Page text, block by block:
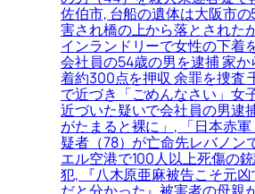
佐伯市, 台船の遺体は大阪市
害され橋の上から落とされた
インランドリーで女性の下着
会社員の54歳の男を逮捕 家
着約300点を押収 余罪を捜査
で近づき「ごめんなさい」女
近づいた疑いで会社員の男逮
がたまると裸に」, 「日本赤
疑者（78）が亡命先レバノン
エル空港で100人以上死傷の
犯, 『八木原亜麻被告こそ元凶